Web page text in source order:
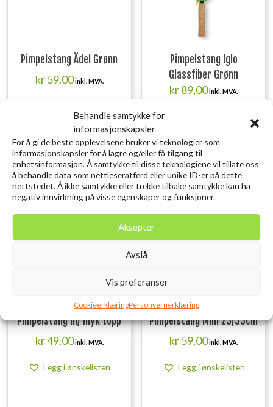
Behandle samtykke for
informasjonskapsler
For å gi de beste opplevelsene bruker vi teknologier som
informasjonskapsler for å lagre og/eller få tilgang til
enhetsinformasjon. Å samtykke til disse teknologiene vil tillate oss
å behandle data som nettleseratferd eller unike ID-er på dette
nettstedet. Å ikke samtykke eller trekke tilbake samtykke kan ha
negativ innvirkning på visse egenskaper og funksjoner.
Aksepter
Avslå
Vis preferanser
CookieerklæringPersonvernerklæring
Pimpelstang Ädel Grønn
kr59,00inkl. MVA.
Pimpelstang Iglo
Glassfiber Grønn
kr89,00inkl. MVA.
Pimpelstang m/ myk topp
kr49,00inkl. MVA.
Legg i ønskelisten
Pimpelstang Mini 23/33cm
kr59,00inkl. MVA.
Legg i ønskelisten